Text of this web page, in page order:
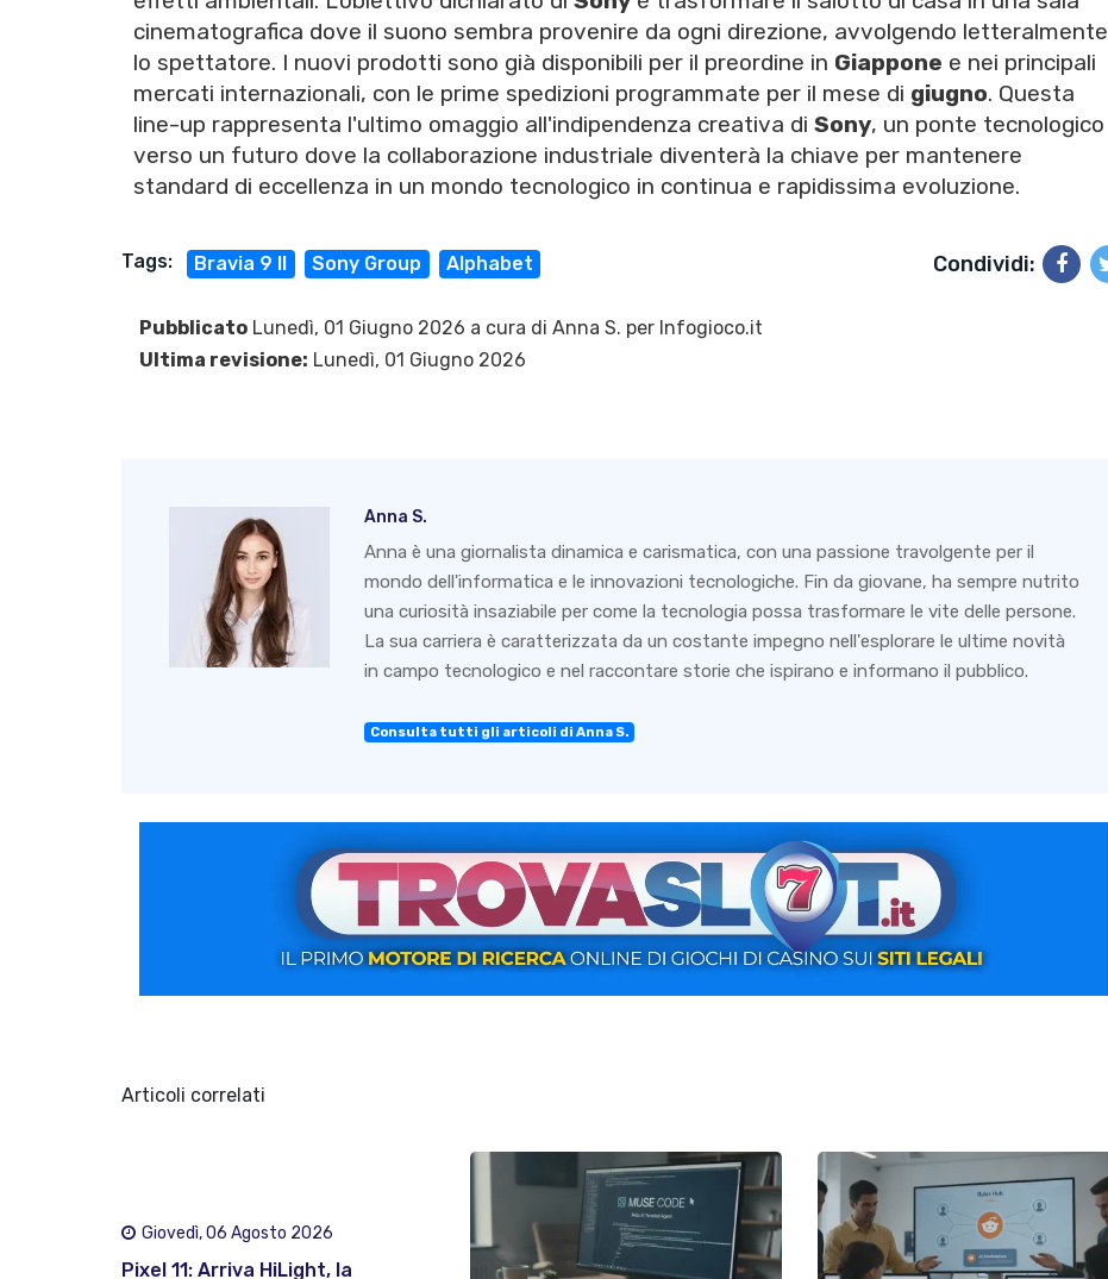
cinematografica dove il suono sembra provenire da ogni direzione, avvolgendo letteralmente
lo spettatore. I nuovi prodotti sono già disponibili per il preordine in Giappone e nei principali
mercati internazionali, con le prime spedizioni programmate per il mese di giugno. Questa
line-up rappresenta l'ultimo omaggio all'indipendenza creativa di Sony, un ponte tecnologico
verso un futuro dove la collaborazione industriale diventerà la chiave per mantenere
standard di eccellenza in un mondo tecnologico in continua e rapidissima evoluzione.
Tags: Bravia 9 II Sony Group Alphabet Condividi:
Pubblicato Lunedì, 01 Giugno 2026 a cura di Anna S. per Infogioco.it
Ultima revisione: Lunedì, 01 Giugno 2026
Anna S.
Anna è una giornalista dinamica e carismatica, con una passione travolgente per il
mondo dell'informatica e le innovazioni tecnologiche. Fin da giovane, ha sempre nutrito
una curiosità insaziabile per come la tecnologia possa trasformare le vite delle persone.
La sua carriera è caratterizzata da un costante impegno nell'esplorare le ultime novità
in campo tecnologico e nel raccontare storie che ispirano e informano il pubblico.
Consulta tutti gli articoli di Anna S.
Articoli correlati
Giovedì, 06 Agosto 2026
Pixel 11: Arriva HiLight, la